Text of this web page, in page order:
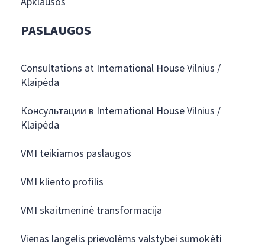
PASLAUGOS
Consultations at International House Vilnius /
Klaipėda
Консультации в International House Vilnius /
Klaipėda
VMI teikiamos paslaugos
VMI kliento profilis
VMI skaitmeninė transformacija
Vienas langelis prievolėms valstybei sumokėti